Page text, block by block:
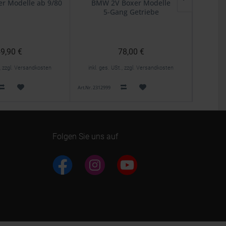
Modelle ab 9/80
€
zzgl. Versandkosten
BMW 2V Boxer Modelle
5-Gang Getriebe
78,00 €
inkl. ges. USt., zzgl. Versandkosten
Art.Nr. 2312999
Folgen Sie uns auf